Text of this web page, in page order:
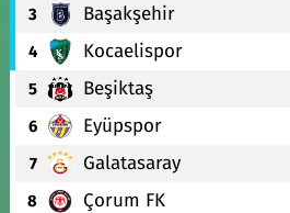
3 Başakşehir
4 Kocaelispor
5 Beşiktaş
6 Eyüpspor
7 Galatasaray
8 Çorum FK